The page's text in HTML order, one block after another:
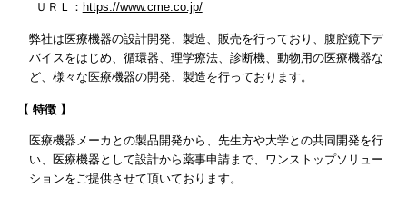
ＵＲＬ： https://www.cme.co.jp/
弊社は医療機器の設計開発、製造、販売を行っており、腹腔鏡下デ
バイスをはじめ、循環器、理学療法、診断機、動物用の医療機器な
ど、様々な医療機器の開発、製造を行っております。
【 特徴 】
医療機器メーカとの製品開発から、先生方や大学との共同開発を行
い、医療機器として設計から薬事申請まで、ワンストップソリュー
ションをご提供させて頂いております。